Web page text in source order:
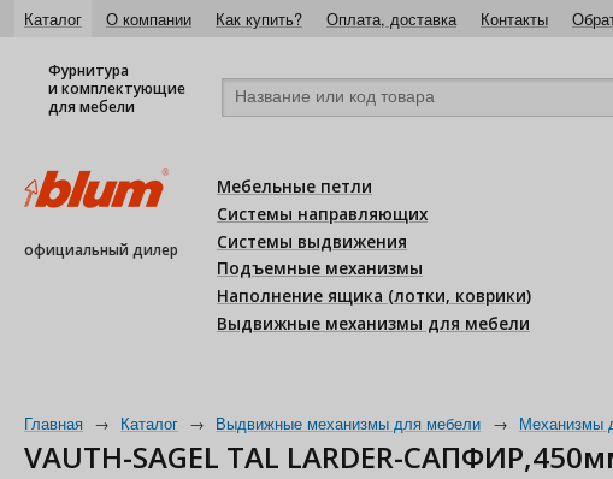
Каталог О компании Как купить? Оплата, доставка Контакты
Фурнитура
и комплектующие
для мебели
официальный дилер
Мебельные петли
Системы направляющих
Системы выдвижения
Подъемные механизмы
Наполнение ящика (лотки, коврики)
Выдвижные механизмы для мебели
Главная → Каталог → Выдвижные механизмы для мебели → Механизмы
VAUTH-SAGEL TAL LARDER-